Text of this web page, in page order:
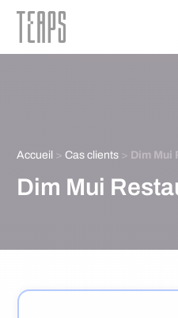
Accueil >Cas clients > Dim Mui
Dim Mui